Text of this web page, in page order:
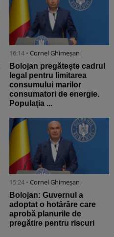
16:14 • Cornel Ghimeșan
Bolojan pregătește cadrul
legal pentru limitarea
consumului marilor
consumatori de energie.
Populația ...
15:24 • Cornel Ghimeșan
Bolojan: Guvernul a
adoptat o hotărâre care
aprobă planurile de
pregătire pentru riscuri